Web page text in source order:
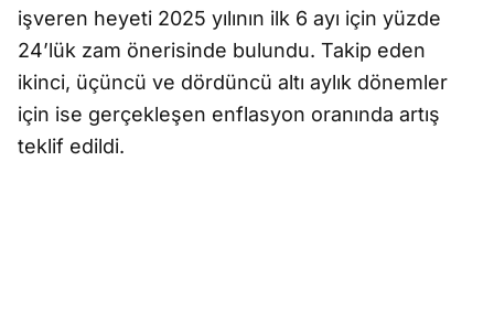
işveren heyeti 2025 yılının ilk 6 ayı için yüzde
24’lük zam önerisinde bulundu. Takip eden
ikinci, üçüncü ve dördüncü altı aylık dönemler
için ise gerçekleşen enflasyon oranında artış
teklif edildi.